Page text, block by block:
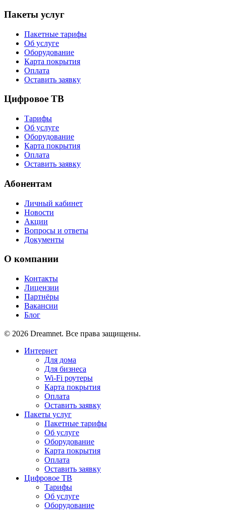
Пакеты услуг
Пакетные тарифы
Об услуге
Оборудование
Карта покрытия
Оплата
Оставить заявку
Цифровое ТВ
Тарифы
Об услуге
Оборудование
Карта покрытия
Оплата
Оставить заявку
Абонентам
Личный кабинет
Новости
Акции
Вопросы и ответы
Документы
О компании
Контакты
Лицензии
Партнёры
Вакансии
Блог
© 2026 Dreamnet. Все права защищены.
Интернет
Для дома
Для бизнеса
Wi-Fi роутеры
Карта покрытия
Оплата
Оставить заявку
Пакеты услуг
Пакетные тарифы
Об услуге
Оборудование
Карта покрытия
Оплата
Оставить заявку
Цифровое ТВ
Тарифы
Об услуге
Оборудование